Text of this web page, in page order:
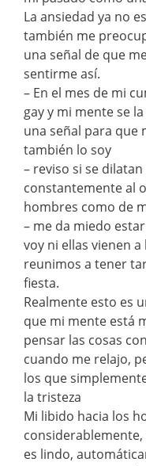
La ansiedad ya no
también me
una señal de que
sentirme así.
– En el mes de mi
gay y mi mente se
una señal para que
también lo soy
– reviso si se
constantemente al
hombres como de
– me da miedo
voy ni ellas vienen
reunimos a tener
fiesta.
Realmente esto es
que mi mente está
pensar las cosas
cuando me relajo,
los que
la tristeza
Mi libido hacia los
es lindo,